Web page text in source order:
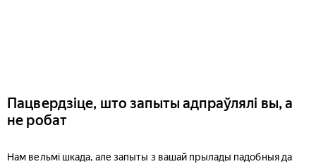
Пацвердзіце, што запыты адпраўлялі вы, а
не робат
Нам вельмі шкада, але запыты з вашай прылады падобныя да